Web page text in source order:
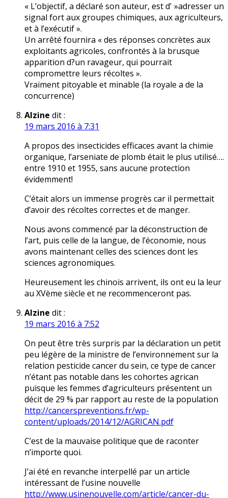
« L’objectif, a déclaré son auteur, est d' »adresser un
signal fort aux groupes chimiques, aux agriculteurs,
et à l’exécutif ».
Un arrêté fournira « des réponses concrètes aux
exploitants agricoles, confrontés à la brusque
apparition d?un ravageur, qui pourrait
compromettre leurs récoltes ».
Vraiment pitoyable et minable (la royale a de la
concurrence)
Alzine dit :
19 mars 2016 à 7:31
A propos des insecticides efficaces avant la chimie
organique, l’arseniate de plomb était le plus utilisé….
entre 1910 et 1955, sans aucune protection
évidemment!
C’était alors un immense progrès car il permettait
d’avoir des récoltes correctes et de manger.
Nous avons commencé par la déconstruction de
l’art, puis celle de la langue, de l’économie, nous
avons maintenant celles des sciences dont les
sciences agronomiques.
Heureusement les chinois arrivent, ils ont eu la leur
au XVème siècle et ne recommenceront pas.
Alzine dit :
19 mars 2016 à 7:52
On peut être très surpris par la déclaration un petit
peu légère de la ministre de l’environnement sur la
relation pesticide cancer du sein, ce type de cancer
n’étant pas notable dans les cohortes agrican
puisque les femmes d’agriculteurs présentent un
déficit de 29 % par rapport au reste de la population
http://cancerspreventions.fr/wp-
content/uploads/2014/12/AGRICAN.pdf
C’est de la mauvaise politique que de raconter
n’importe quoi.
J’ai été en revanche interpellé par un article
intéressant de l’usine nouvelle
http://www.usinenouvelle.com/article/cancer-du-